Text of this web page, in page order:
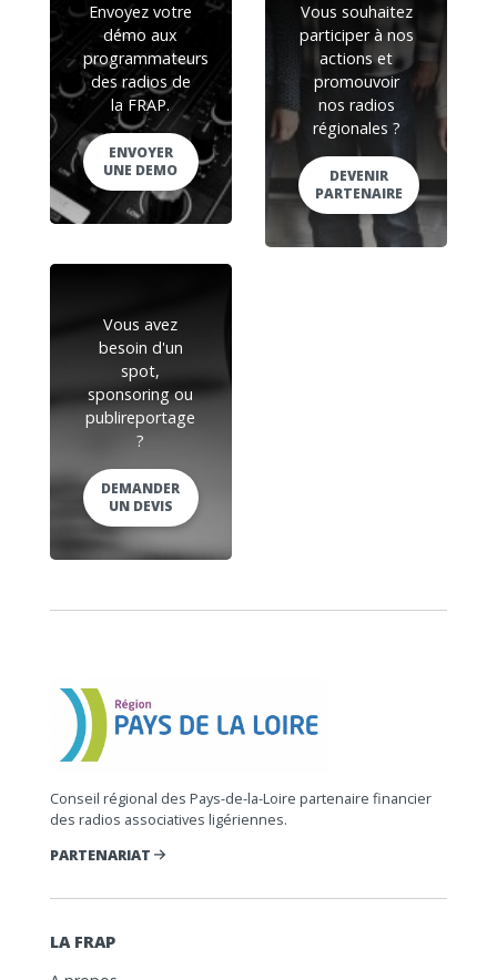
Envoyez votre
démo aux
programmateurs
des radios de
la FRAP.
ENVOYER
UNE DEMO
Vous souhaitez
participer à nos
actions et
promouvoir
nos radios
régionales ?
DEVENIR
PARTENAIRE
Vous avez
besoin d'un
spot,
sponsoring ou
publireportage
?
DEMANDER
UN DEVIS
Conseil régional des Pays-de-la-Loire partenaire financier
des radios associatives ligériennes.
PARTENARIAT
LA FRAP